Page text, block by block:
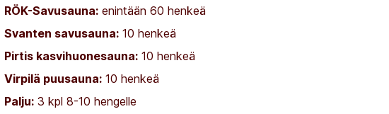
RÖK-Savusauna: enintään 60 henkeä
Svanten savusauna: 10 henkeä
Pirtis kasvihuonesauna: 10 henkeä
Virpilä puusauna: 10 henkeä
Palju: 3 kpl 8-10 hengelle